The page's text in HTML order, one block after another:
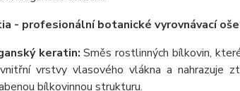
- profesionální botanické vyrovnávací
keratin: Směs rostlinných bílkovin,
vrstvy vlasového vlákna a nahrazuje
bílkovinnou strukturu.